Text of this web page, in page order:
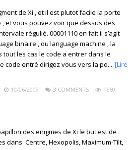
de Xi , et il est plutot facile la porte
et vous pouvez voir que dessus des
régulié. 00001110 en fait il s’agit
binaire , ou language machine , la
les cas le code a entrer dans le
code entré dirigez vous vers la po... [Lire
10/06/2009 3 COMMENTS
1560
des enigmes de Xi le but est de
dans Centre, Hexopolis, Maximum-Tilt,